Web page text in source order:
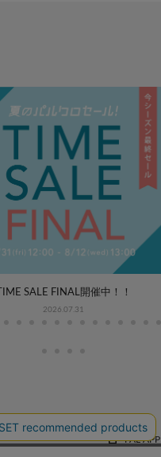
TIME SALE FINAL開催中！！
2026.07.31
PAL APP